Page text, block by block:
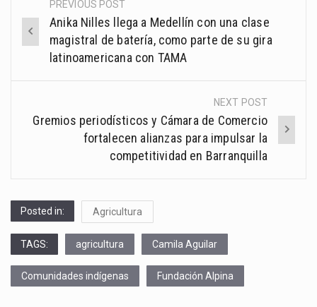
Post
navigation
PREVIOUS POST
Anika Nilles llega a Medellín con una clase
magistral de batería, como parte de su gira
latinoamericana con TAMA
NEXT POST
Gremios periodísticos y Cámara de Comercio
fortalecen alianzas para impulsar la
competitividad en Barranquilla
Posted in: Agricultura
TAGS: agricultura Camila Aguilar
Comunidades indígenas Fundación Alpina